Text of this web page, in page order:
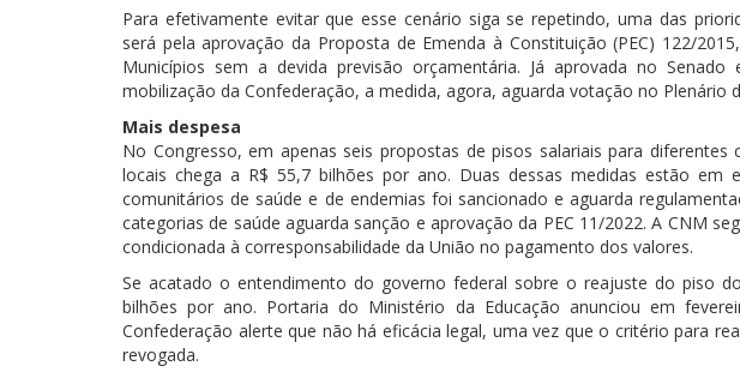
Para efetivamente evitar que esse cenário siga se repetindo, uma das
será pela aprovação da Proposta de Emenda à Constituição (PEC) 122/
Municípios sem a devida previsão orçamentária. Já aprovada no
mobilização da Confederação, a medida, agora, aguarda votação no Plenário
Mais despesa
No Congresso, em apenas seis propostas de pisos salariais para
locais chega a R$ 55,7 bilhões por ano. Duas dessas medidas estão
comunitários de saúde e de endemias foi sancionado e aguarda
categorias de saúde aguarda sanção e aprovação da PEC 11/2022. A CNM
condicionada à corresponsabilidade da União no pagamento dos valores.
Se acatado o entendimento do governo federal sobre o reajuste do piso
bilhões por ano. Portaria do Ministério da Educação anunciou em
Confederação alerte que não há eficácia legal, uma vez que o critério para
revogada.